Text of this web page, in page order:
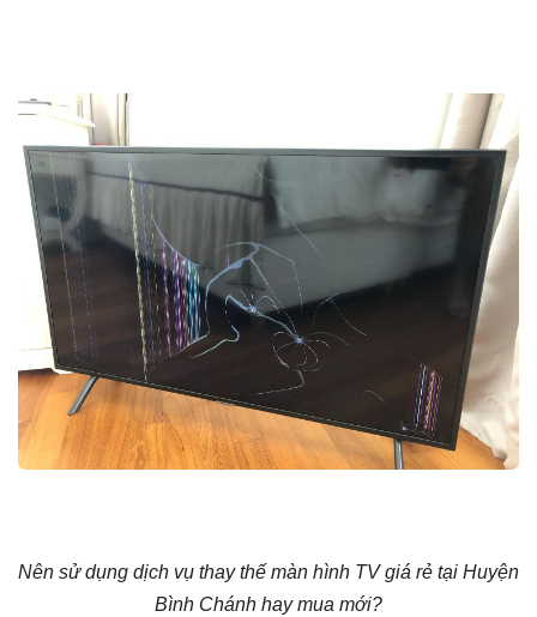
Nên sử dụng dịch vụ thay thế màn hình TV giá rẻ tại Huyện
Bình Chánh hay mua mới?